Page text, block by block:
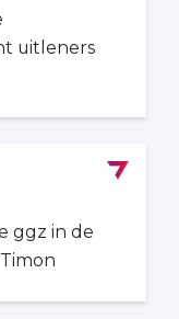
uitleners
ggz in de